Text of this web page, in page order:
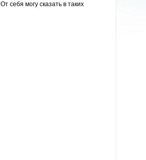
себя могу сказать в таких